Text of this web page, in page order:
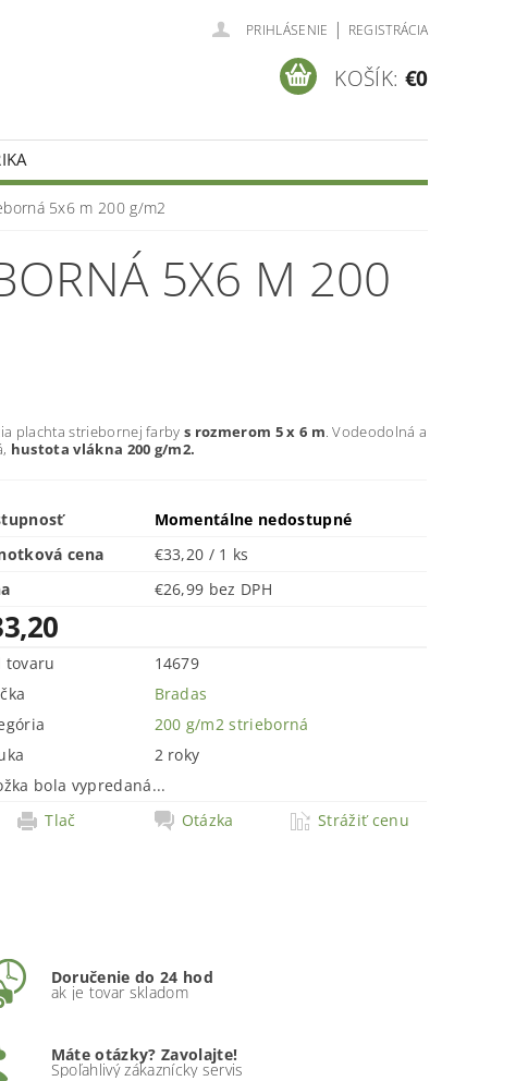
PRIHLÁSENIE | REGISTRÁCIA
KOŠÍK: €0
5x6 m 200 g/m2
5X6 M 200
plachta striebornej farbys rozmerom 5 x 6 m. Vodeodolná a
hustota vlákna 200 g/m2.
Momentálne nedostupné
cena
€33,20 / 1 ks
€26,99 bez DPH
tovaru
14679
Bradas
200 g/m2 strieborná
2 roky
bola vypredaná...
Tlač
Otázka Strážiť cenu
Doručenie do 24 hod
ak je tovar skladom
Máte otázky? Zavolajte!
Spoľahlivý zákaznícky servis